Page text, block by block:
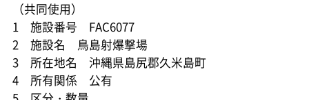
（共同使用）
1 施設番号 FAC6077
2 施設名 鳥島射爆撃場
3 所在地名 沖縄県島尻郡久米島町
4 所有関係 公有